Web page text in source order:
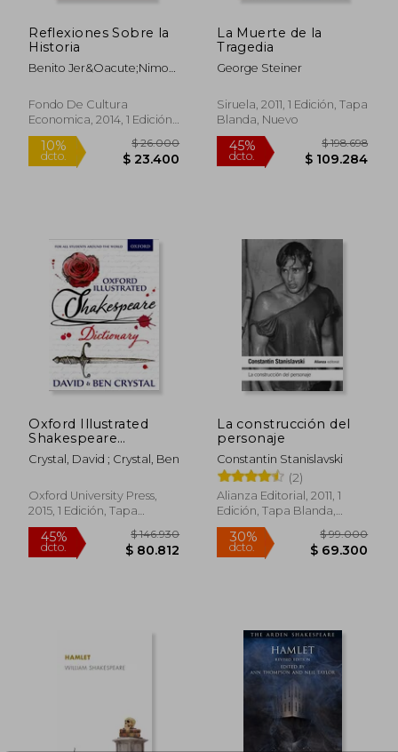
45%
dcto. $ 81.735
45%
dcto.
dcto. $ 96.563
45%
dcto.
Reflexiones Sobre la
Historia
Benito Jer&Oacute;Nimo
Fondo De Cultura
Economica, 2014, 1 Edición,
Tapa Blanda, Nuevo
La Muerte de la
Tragedia
George Steiner
Siruela, 2011, 1 Edición, Tapa
Blanda, Nuevo
Oxford Illustrated
Shakespeare
Dictionary (en Inglés)
Crystal, David ; Crystal, Ben
Oxford University Press,
2015, 1 Edición, Tapa
Blanda, Nuevo
La construcción del
personaje
Constantin Stanislavski
(2)
Alianza Editorial, 2011, 1
Edición, Tapa Blanda,
Nuevo